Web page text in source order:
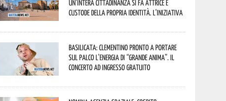
un’intera cittadinanza si fa attrice e
custode della propria identità. L’iniziativa
Basilicata: Clementino pronto a portare
sul palco l’energia di “Grande Anima”. Il
concerto ad ingresso gratuito